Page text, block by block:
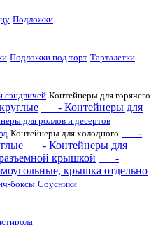
Подложки
Подложки под торт Тарталетки
сэндвичей Контейнеры для горячего
- Контейнеры для
для роллов и десертов
Контейнеры для холодного
-
- Контейнеры для
крышкой
-
крышка отдельно
боксы Соусники